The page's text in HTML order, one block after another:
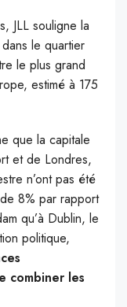
JLL souligne la
le quartier
le plus grand
estimé à 175
que la capitale
et de Londres,
n’ont pas été
8% par rapport
qu’à Dublin, le
politique,
combiner les